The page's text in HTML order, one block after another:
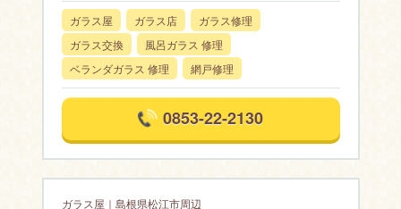
ガラス屋 ガラス店
ガラス修理
ガラス交換
風呂ガラス 修理
ベランダガラス 修理
網戸修理
0853-22-2130
ガラス屋｜島根県松江市周辺